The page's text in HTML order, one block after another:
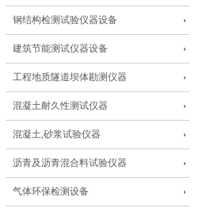
钢结构检测试验仪器设备
建筑节能测试仪器设备
工程地质隧道坝体勘测仪器
混凝土耐久性测试仪器
混凝土,砂浆试验仪器
沥青及沥青混合料试验仪器
气体环保检测设备